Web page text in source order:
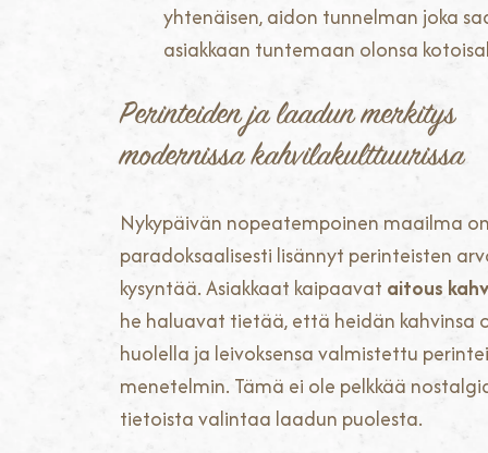
yhtenäisen, aidon tunnelman joka
asiakkaan tuntemaan olonsa
Perinteiden ja laadun merkitys
modernissa kahvilakulttuurissa
Nykypäivän nopeatempoinen maailma
paradoksaalisesti lisännyt perinteisten
kysyntää. Asiakkaat kaipaavat aitous
he haluavat tietää, että heidän kahvinsa
huolella ja leivoksensa valmistettu
menetelmin. Tämä ei ole pelkkää
tietoista valintaa laadun puolesta.